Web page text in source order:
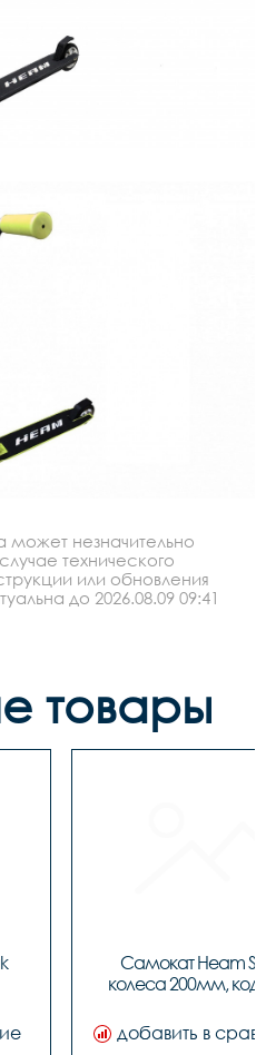
может незначительно
технического
или обновления
до 2026.08.09 09:41
товары
Самокат Heam
колеса 200мм, код
добавить в